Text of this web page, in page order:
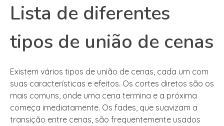
Lista de diferentes
tipos de união de cenas
Existem vários tipos de união de cenas, cada um com
suas características e efeitos. Os cortes diretos são os
mais comuns, onde uma cena termina e a próxima
começa imediatamente. Os fades, que suavizam a
transição entre cenas, são frequentemente usados